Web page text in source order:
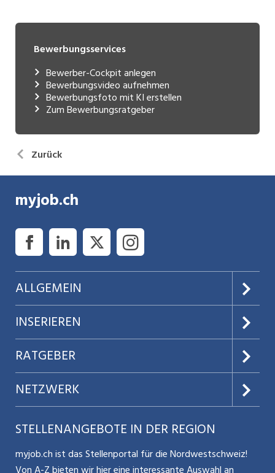
Bewerbungsservices
Bewerber-Cockpit anlegen
Bewerbungsvideo aufnehmen
Bewerbungsfoto mit KI erstellen
Zum Bewerbungsratgeber
Zurück
myjob.ch
ALLGEMEIN
Über uns
AGB
Datenschutz
Nutzungsbedingungen
Glossar
Kontakt
INSERIEREN
Preise & Leistungen
Jobs verwalten
Benutzermanual
Bewerber-Cockpit
RATGEBER
Teilzeit / Flexible Arbeitsmodelle
NETZWERK
Aargauerzeitung.ch
CH Media
STELLENANGEBOTE IN DER REGION
myjob.ch ist das Stellenportal für die Nordwestschweiz!